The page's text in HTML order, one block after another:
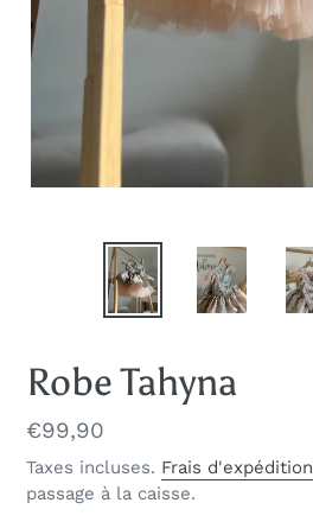
Robe Tahyna
Prix
normal
€99,90
Taxes incluses. Frais d'expédition
passage à la caisse.